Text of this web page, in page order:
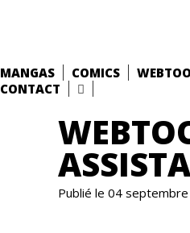
MANGAS COMICS
CONTACT
Publié le 04